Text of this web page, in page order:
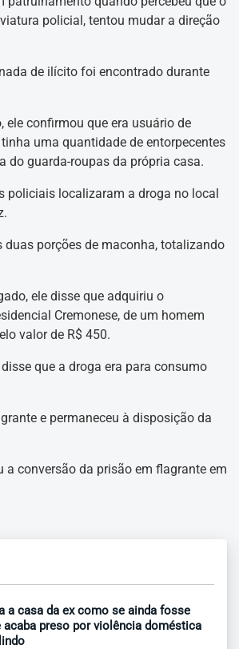
policial, tentou mudar a direção
de ilícito foi encontrado durante
ele confirmou que era usuário de
uma quantidade de entorpecentes
do guarda-roupas da própria casa.
policiais localizaram a droga no local
duas porções de maconha, totalizando
ele disse que adquiriu o
Cremonese, de um homem
valor de R$ 450.
que a droga era para consumo
e permaneceu à disposição da
a conversão da prisão em flagrante em
a casa da ex como se ainda fosse
preso por violência doméstica